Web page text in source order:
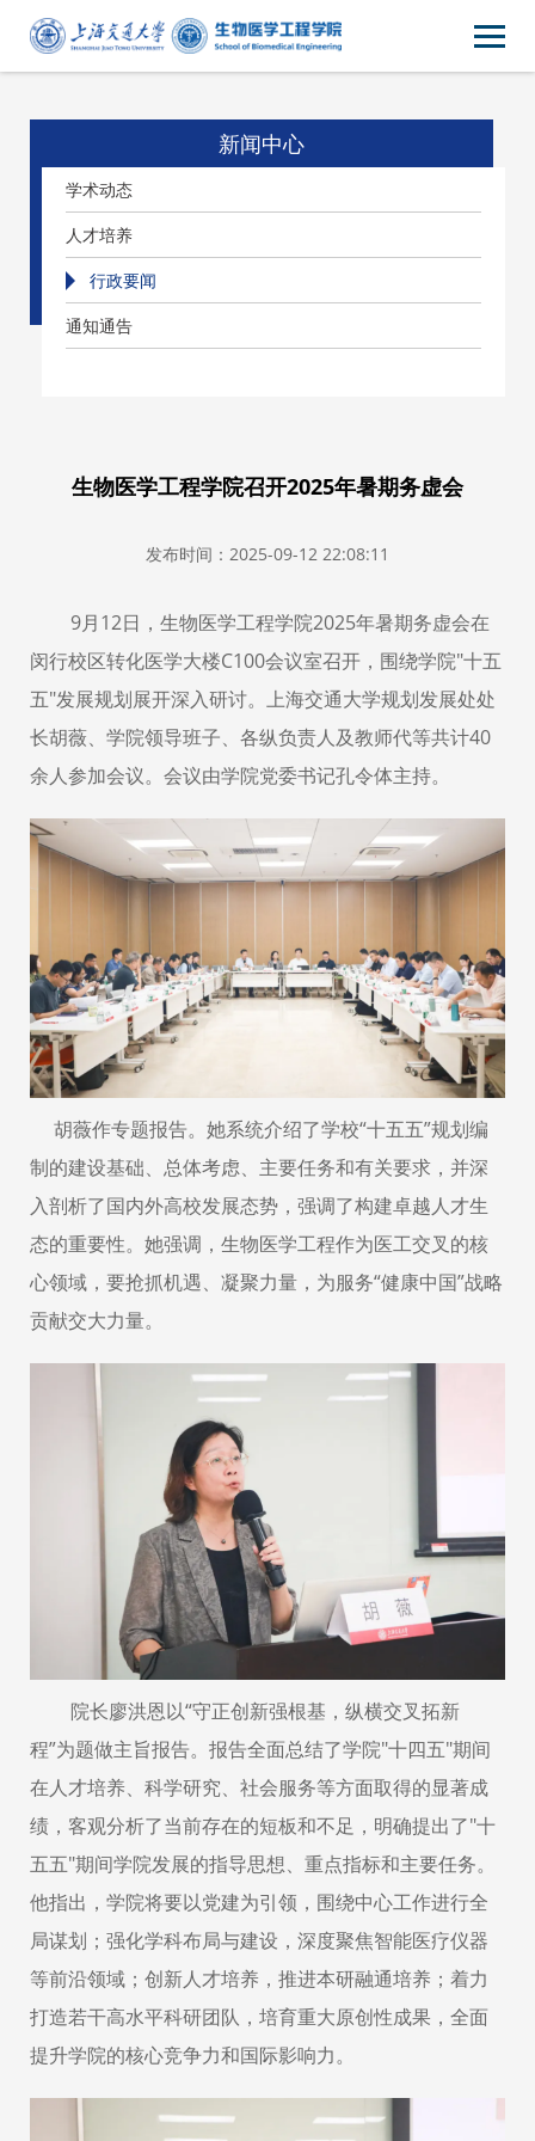
新闻中心
学术动态
人才培养
行政要闻
通知通告
生物医学工程学院召开2025年暑期务虚会
发布时间：2025-09-12 22:08:11
9月12日，生物医学工程学院2025年暑期务虚会在
闵行校区转化医学大楼C100会议室召开，围绕学院"十五
五"发展规划展开深入研讨。上海交通大学规划发展处处
长胡薇、学院领导班子、各纵负责人及教师代等共计40
余人参加会议。会议由学院党委书记孔令体主持。
胡薇作专题报告。她系统介绍了学校“十五五”规划编
制的建设基础、总体考虑、主要任务和有关要求，并深
入剖析了国内外高校发展态势，强调了构建卓越人才生
态的重要性。她强调，生物医学工程作为医工交叉的核
心领域，要抢抓机遇、凝聚力量，为服务“健康中国”战略
贡献交大力量。
院长廖洪恩以“守正创新强根基，纵横交叉拓新
程”为题做主旨报告。报告全面总结了学院"十四五"期间
在人才培养、科学研究、社会服务等方面取得的显著成
绩，客观分析了当前存在的短板和不足，明确提出了"十
五五"期间学院发展的指导思想、重点指标和主要任务。
他指出，学院将要以党建为引领，围绕中心工作进行全
局谋划； 强化学科布局与建设，深度聚焦智能医疗仪器
等前沿领域；创新人才培养，推进本研融通培养；着力
打造若干高水平科研团队，培育重大原创性成果，全面
提升学院的核心竞争力和国际影响力。